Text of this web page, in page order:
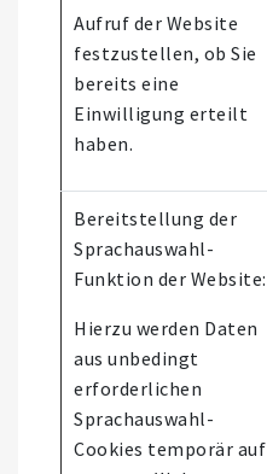
Aufruf der Website
festzustellen, ob Sie
bereits eine
Einwilligung erteilt
haben.
Bereitstellung der
Sprachauswahl-
Funktion der Website:
Hierzu werden Daten
aus unbedingt
erforderlichen
Sprachauswahl-
Cookies temporär auf